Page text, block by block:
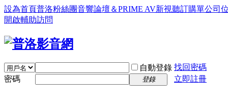
設為首頁普洛粉絲團音響論壇＆PRIME AV新視聽訂購單公司
開啟輔助訪問
自動登錄 找回密碼
密碼
登錄 立即註冊